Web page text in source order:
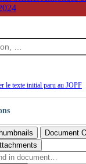
le texte initial paru au JOPF
Document